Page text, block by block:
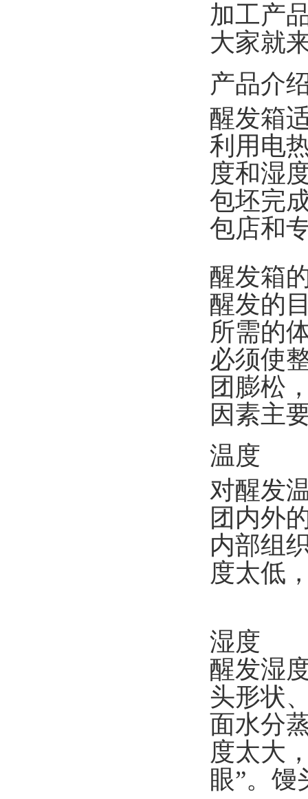
加工产
大家就
产品介
醒发箱
利用电
度和湿
包坯完
包店和
醒发箱
醒发的
所需的
必须使
团膨松
因素主
温度
对醒发
团内外
内部组
度太低
湿度
醒发湿
头形状
面水分
度太大
眼”。